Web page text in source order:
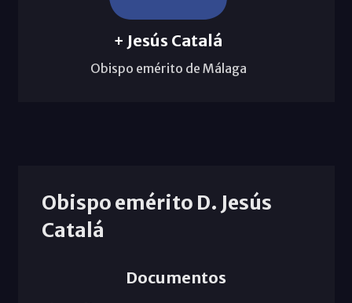
+ Jesús Catalá
Obispo emérito de Málaga
Obispo emérito D. Jesús
Catalá
Documentos